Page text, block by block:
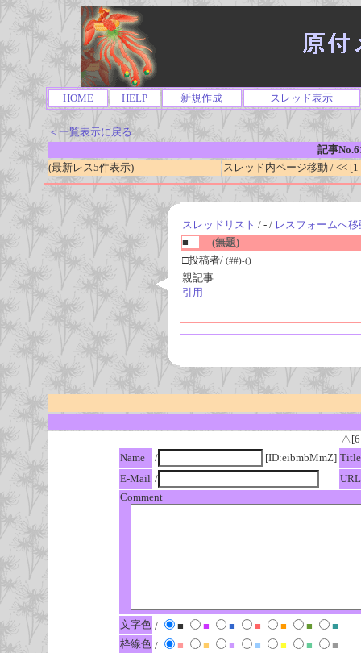
HOME HELP 新規作成 スレッド表示
＜一覧表示に戻る
記事
(最新レス5件表示)
スレッド内ページ移動 / <<
スレッドリスト / - / レスフォームへ移
■
(無題)
□投稿者/ (##)-()
親記事
引用
Name
/ [ID:eibmbMmZ] Title
E-Mail /
URL
Comment
文字色 / ■ ■ ■ ■ ■ ■
■
枠線色 / ■ ■ ■ ■ ■ ■
■